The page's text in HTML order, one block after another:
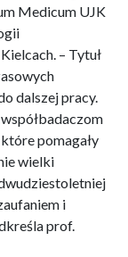
Medicum UJK
– Tytuł
dalszej pracy.
pomagały
wielki
i
prof.